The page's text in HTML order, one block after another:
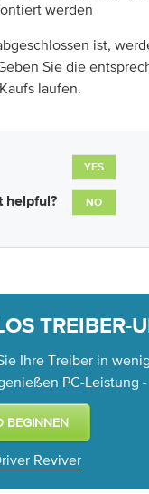
werden
ist,
Sie die
laufen.
helpful?
YES
NO
TREIBER-
Ihre Treiber in
PC-Leistung
Reviver